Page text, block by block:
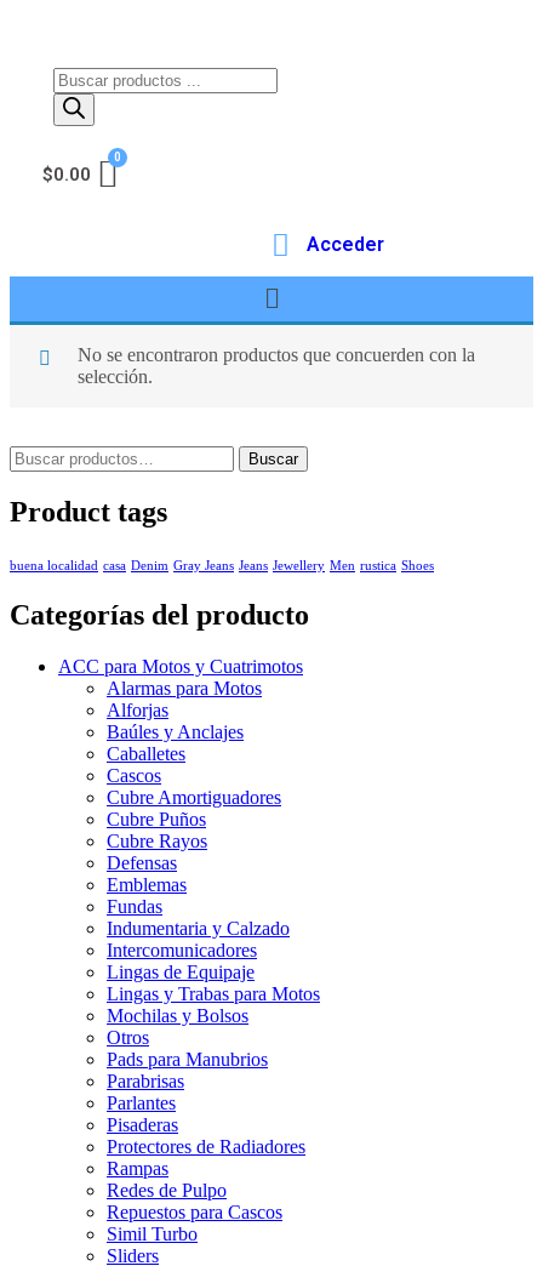
$0.00
Acceder
No se encontraron productos que concuerden con la
selección.
Buscar
Product tags
buena localidad casa Denim Gray Jeans Jeans Jewellery Men rustica Shoes
Categorías del producto
ACC para Motos y Cuatrimotos
Alarmas para Motos
Alforjas
Baúles y Anclajes
Caballetes
Cascos
Cubre Amortiguadores
Cubre Puños
Cubre Rayos
Defensas
Emblemas
Fundas
Indumentaria y Calzado
Intercomunicadores
Lingas de Equipaje
Lingas y Trabas para Motos
Mochilas y Bolsos
Otros
Pads para Manubrios
Parabrisas
Parlantes
Pisaderas
Protectores de Radiadores
Rampas
Redes de Pulpo
Repuestos para Cascos
Simil Turbo
Sliders